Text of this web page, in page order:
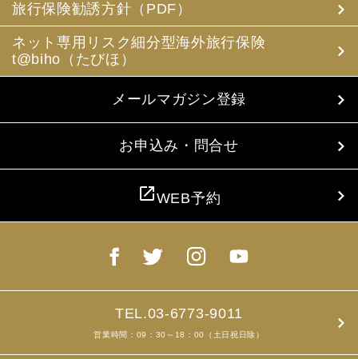
旅行保険勧誘方針（PDF）
ネット専用リスク細分型海外旅行保険
t@biho（たびほ）
メールマガジン登録
お申込み・問合せ
open_in_newWEB予約
TEL.03-6773-9011
営業時間：09：30～18：00（土日祝日除）